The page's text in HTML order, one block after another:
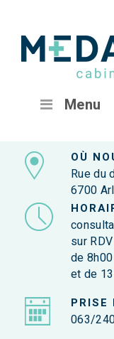
Menu
OÙ
Rue du
6700
sur
de
et de
PRISE
063/